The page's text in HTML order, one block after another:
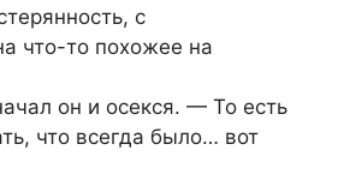
с
что-то похожее на
он и осекся. — То есть
что всегда было… вот